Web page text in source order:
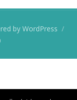
by WordPress /